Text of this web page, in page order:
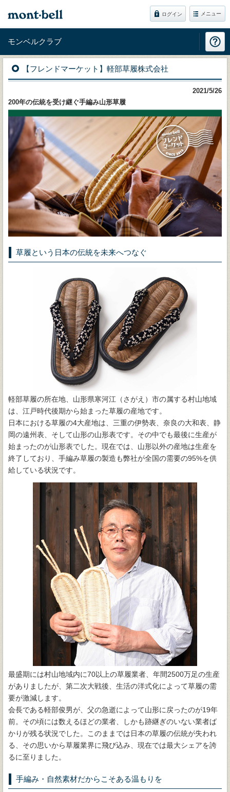
ログイン メニュー
モンベルクラブ
【フレンドマーケット】軽部草履株式会社
2021/5/26
200年の伝統を受け継ぐ手編み山形草履
草履という日本の伝統を未来へつなぐ
軽部草履の所在地、山形県寒河江（さがえ）市の属する村山地域
は、江戸時代後期から始まった草履の産地です。
日本における草履の4大産地は、三重の伊勢表、奈良の大和表、静
岡の遠州表、そして山形の山形表です。その中でも最後に生産が
始まったのが山形表でした。現在では、山形以外の産地は生産を
終了しており、手編み草履の製造も弊社が全国の需要の95%を供
給している状況です。
最盛期には村山地域内に70以上の草履業者、年間2500万足の生産
がありましたが、第二次大戦後、生活の洋式化によって草履の需
要が激減します。
会長である軽部俊男が、父の急逝によって山形に戻ったのが19年
前。その頃には数えるほどの業者、しかも跡継ぎのいない業者ば
かりが残る状況でした。このままでは日本の草履の伝統が失われ
る、その思いから草履業界に飛び込み、現在では最大シェアを誇
るに至りました。
手編み・自然素材だからこそある温もりを